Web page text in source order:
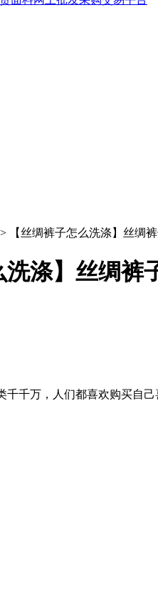
> 【丝绸裤子怎么洗涤】丝绸
洗涤】丝绸
千千万，人们都喜欢购买自